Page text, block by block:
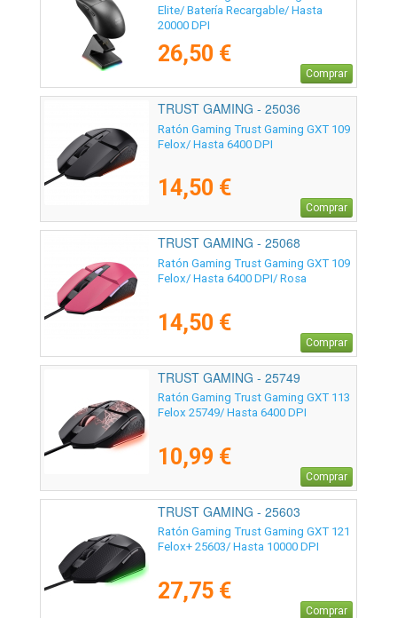
Elite/ Batería Recargable/ Hasta
20000 DPI
26,50 €
Comprar
TRUST GAMING - 25036
Ratón Gaming Trust Gaming GXT 109
Felox/ Hasta 6400 DPI
14,50 €
Comprar
TRUST GAMING - 25068
Ratón Gaming Trust Gaming GXT 109
Felox/ Hasta 6400 DPI/ Rosa
14,50 €
Comprar
TRUST GAMING - 25749
Ratón Gaming Trust Gaming GXT 113
Felox 25749/ Hasta 6400 DPI
10,99 €
Comprar
TRUST GAMING - 25603
Ratón Gaming Trust Gaming GXT 121
Felox+ 25603/ Hasta 10000 DPI
27,75 €
Comprar